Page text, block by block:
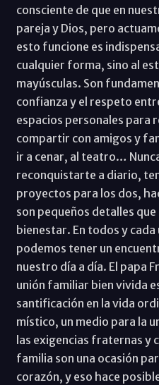
consciente de que en
pareja y Dios, pero
esto funcione es
cualquier forma, sino al
mayúsculas. Son
confianza y el respeto
espacios personales para
compartir con amigos y
ir a cenar, al teatro…
reconquistarte a diario,
proyectos para los dos,
son pequeños detalles
bienestar. En todos y
podemos tener un
nuestro día a día. El papa
unión familiar bien vivida
santificación en la vida
místico, un medio para la
las exigencias fraternas y
familia son una ocasión
corazón, y eso hace